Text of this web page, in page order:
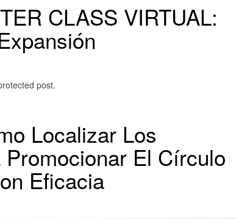
CLASS VIRTUAL:
post.
Localizar Los
El Círculo
Eficacia